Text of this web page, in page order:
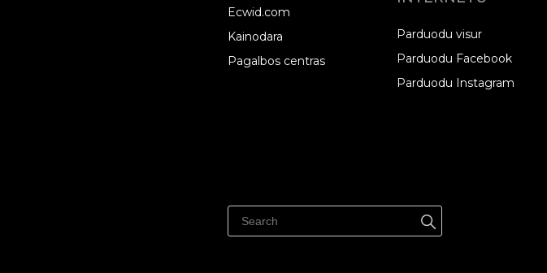
Ecwid.com
Kainodara
Pagalbos centras
Parduodu visur
Parduodu Facebook
Parduodu Instagram